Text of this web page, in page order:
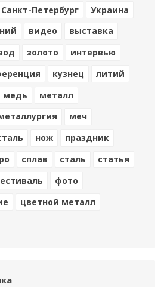
Санкт-Петербург
Украина
видео
выставка
золото
интервью
кузнец
литий
медь
металл
меч
нож
праздник
сплав сталь
статья
фото
цветной металл